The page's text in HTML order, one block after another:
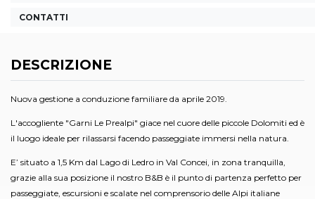
CONTATTI
DESCRIZIONE
Nuova gestione a conduzione familiare da aprile 2019.
L'accogliente "Garni Le Prealpi" giace nel cuore delle piccole Dolomiti ed è
il luogo ideale per rilassarsi facendo passeggiate immersi nella natura.
E’ situato a 1,5 Km dal Lago di Ledro in Val Concei, in zona tranquilla,
grazie alla sua posizione il nostro B&B è il punto di partenza perfetto per
passeggiate, escursioni e scalate nel comprensorio delle Alpi italiane